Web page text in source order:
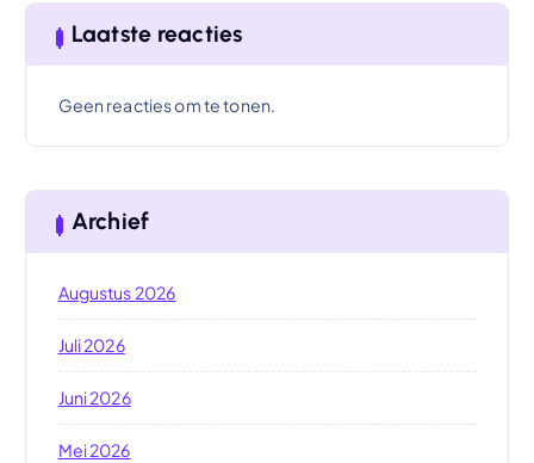
Laatste reacties
Geen reacties om te tonen.
Archief
Augustus 2026
Juli 2026
Juni 2026
Mei 2026